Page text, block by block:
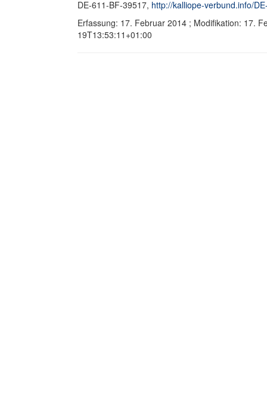
DE-611-BF-39517, http://kalliope-verbund.info/
Erfassung: 17. Februar 2014 ; Modifikation: 17.
19T13:53:11+01:00